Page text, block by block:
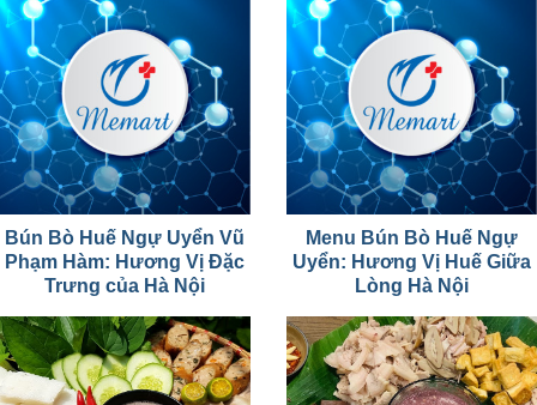
Bún Bò Huế Ngự Uyển Vũ
Phạm Hàm: Hương Vị Đặc
Trưng của Hà Nội
Menu Bún Bò Huế Ngự
Uyển: Hương Vị Huế Giữa
Lòng Hà Nội